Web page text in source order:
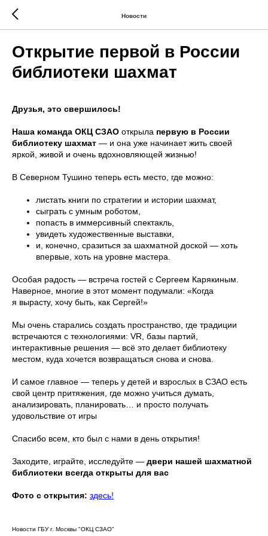
Новости
Открытие первой в России
библиотеки шахмат
Друзья, это свершилось!
Наша команда ОКЦ СЗАО открыла первую в России
библиотеку шахмат — и она уже начинает жить своей
яркой, живой и очень вдохновляющей жизнью!
В Северном Тушино теперь есть место, где можно:
листать книги по стратегии и истории шахмат,
сыграть с умным роботом,
попасть в иммерсивный спектакль,
увидеть художественные выставки,
и, конечно, сразиться за шахматной доской — хоть
впервые, хоть на уровне мастера.
Особая радость — встреча гостей с Сергеем Карякиным.
Наверное, многие в этот момент подумали: «Когда
я вырасту, хочу быть, как Сергей!»
Мы очень старались создать пространство, где традиции
встречаются с технологиями: VR, базы партий,
интерактивные решения — всё это делает библиотеку
местом, куда хочется возвращаться снова и снова.
И самое главное — теперь у детей и взрослых в СЗАО есть
свой центр притяжения, где можно учиться думать,
анализировать, планировать… и просто получать
удовольствие от игры
Спасибо всем, кто был с нами в день открытия!
Заходите, играйте, исследуйте — двери нашей шахматной
библиотеки всегда открыты для вас
Фото с открытия: здесь!
Новости ГБУ г. Москвы "ОКЦ СЗАО"